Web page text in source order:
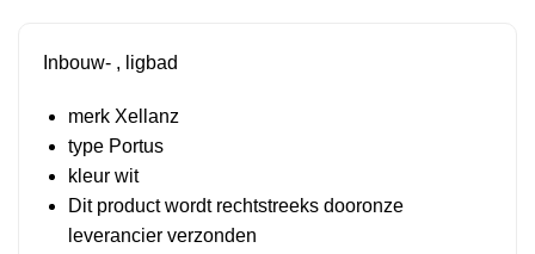
Inbouw- , ligbad
merk Xellanz
type Portus
kleur wit
Dit product wordt rechtstreeks dooronze
leverancier verzonden